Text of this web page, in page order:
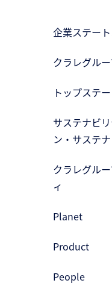
企業ステー
クラレグル
トップステ
サステナビ
ン・サステ
クラレグル
ィ
Planet
Product
People